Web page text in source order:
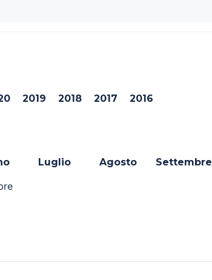
2019 2018 2017 2016
Luglio Agosto Settembre